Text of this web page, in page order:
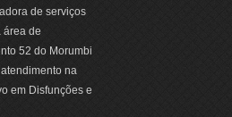
de serviços
área de
52 do Morumbi
na
em Disfunções e